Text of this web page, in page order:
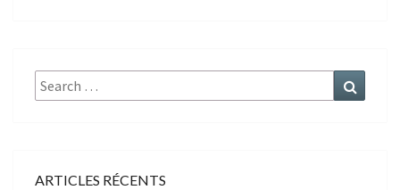
Search
for:
ARTICLES RÉCENTS